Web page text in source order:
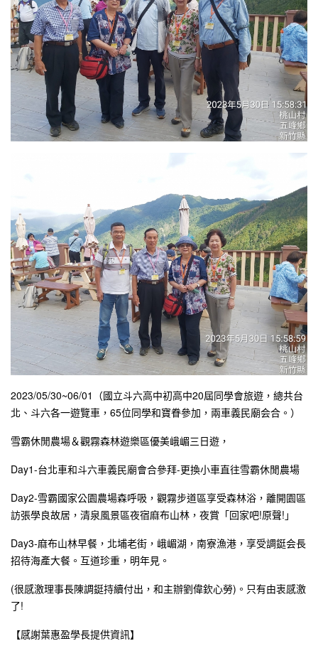
2023/05/30~06/01（國立斗六高中初高中20屆同學會旅遊，總共台
北、斗六各一遊覽車，65位同學和寶眷參加，兩車義民廟会合。）
雪霸休閒農場＆觀霧森林遊樂區優美峨嵋三日遊，
Day1-台北車和斗六車義民廟會合參拜-更換小車直往雪霸休閒農場
Day2-雪霸國家公園農場森呼吸，觀霧步道區享受森林浴，離開園區
訪張學良故居，清泉風景區夜宿麻布山林，夜賞「回家吧!原聲!」
Day3-麻布山林早餐，北埔老街，峨嵋湖，南寮漁港，享受調鋌会長
招待海產大餐。互道珍重，明年見。
(很感激理事長陳調鋌持續付出，和主辦劉偉欽心勞)。只有由衷感激
了!
【感謝葉惠盈學長提供資訊】